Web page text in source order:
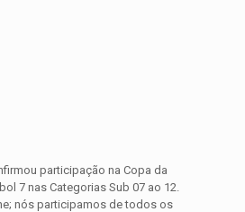
participação na Copa da
7 nas Categorias Sub 07 ao 12.
nós participamos de todos os